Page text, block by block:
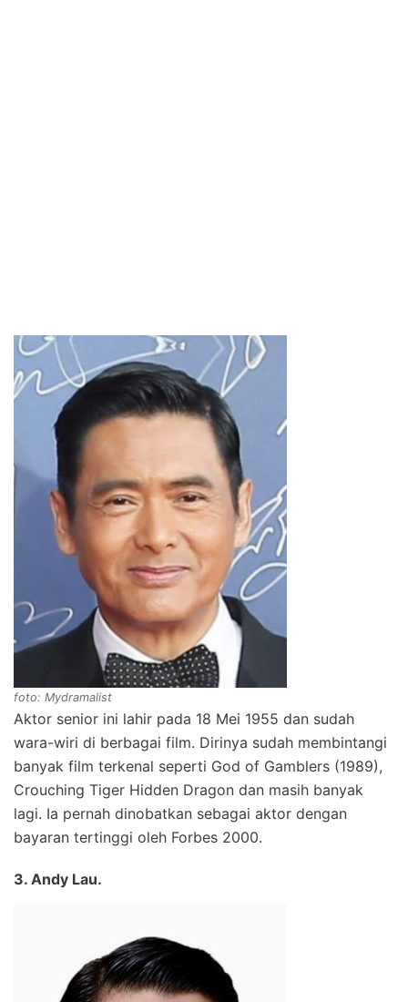
foto: Mydramalist
Aktor senior ini lahir pada 18 Mei 1955 dan sudah
wara-wiri di berbagai film. Dirinya sudah membintangi
banyak film terkenal seperti God of Gamblers (1989),
Crouching Tiger Hidden Dragon dan masih banyak
lagi. Ia pernah dinobatkan sebagai aktor dengan
bayaran tertinggi oleh Forbes 2000.
3. Andy Lau.